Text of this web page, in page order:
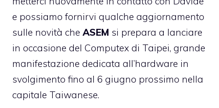
e possiamo fornirvi qualche aggiornamento
sulle novità che ASEM si prepara a lanciare
in occasione del Computex di Taipei, grande
manifestazione dedicata all’hardware in
svolgimento fino al 6 giugno prossimo nella
capitale Taiwanese.